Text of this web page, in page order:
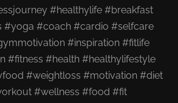
#healthylife #breakfast
#yoga #coach #cardio #selfcare
#inspiration #fitlife
#fitness #health #healthylifestyle
#weightloss #motivation #diet
#wellness #food #fit